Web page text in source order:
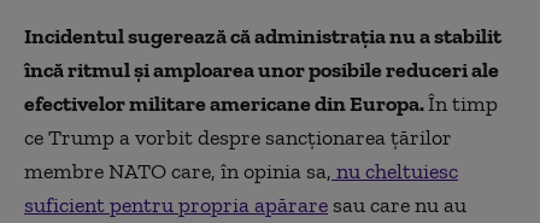
Incidentul sugerează că administrația nu a stabilit
încă ritmul și amploarea unor posibile reduceri ale
efectivelor militare americane din Europa.În timp
ce Trump a vorbit despre sancționarea țărilor
membre NATO care, în opinia sa, nu cheltuiesc
suficient pentru propria apărare sau care nu au